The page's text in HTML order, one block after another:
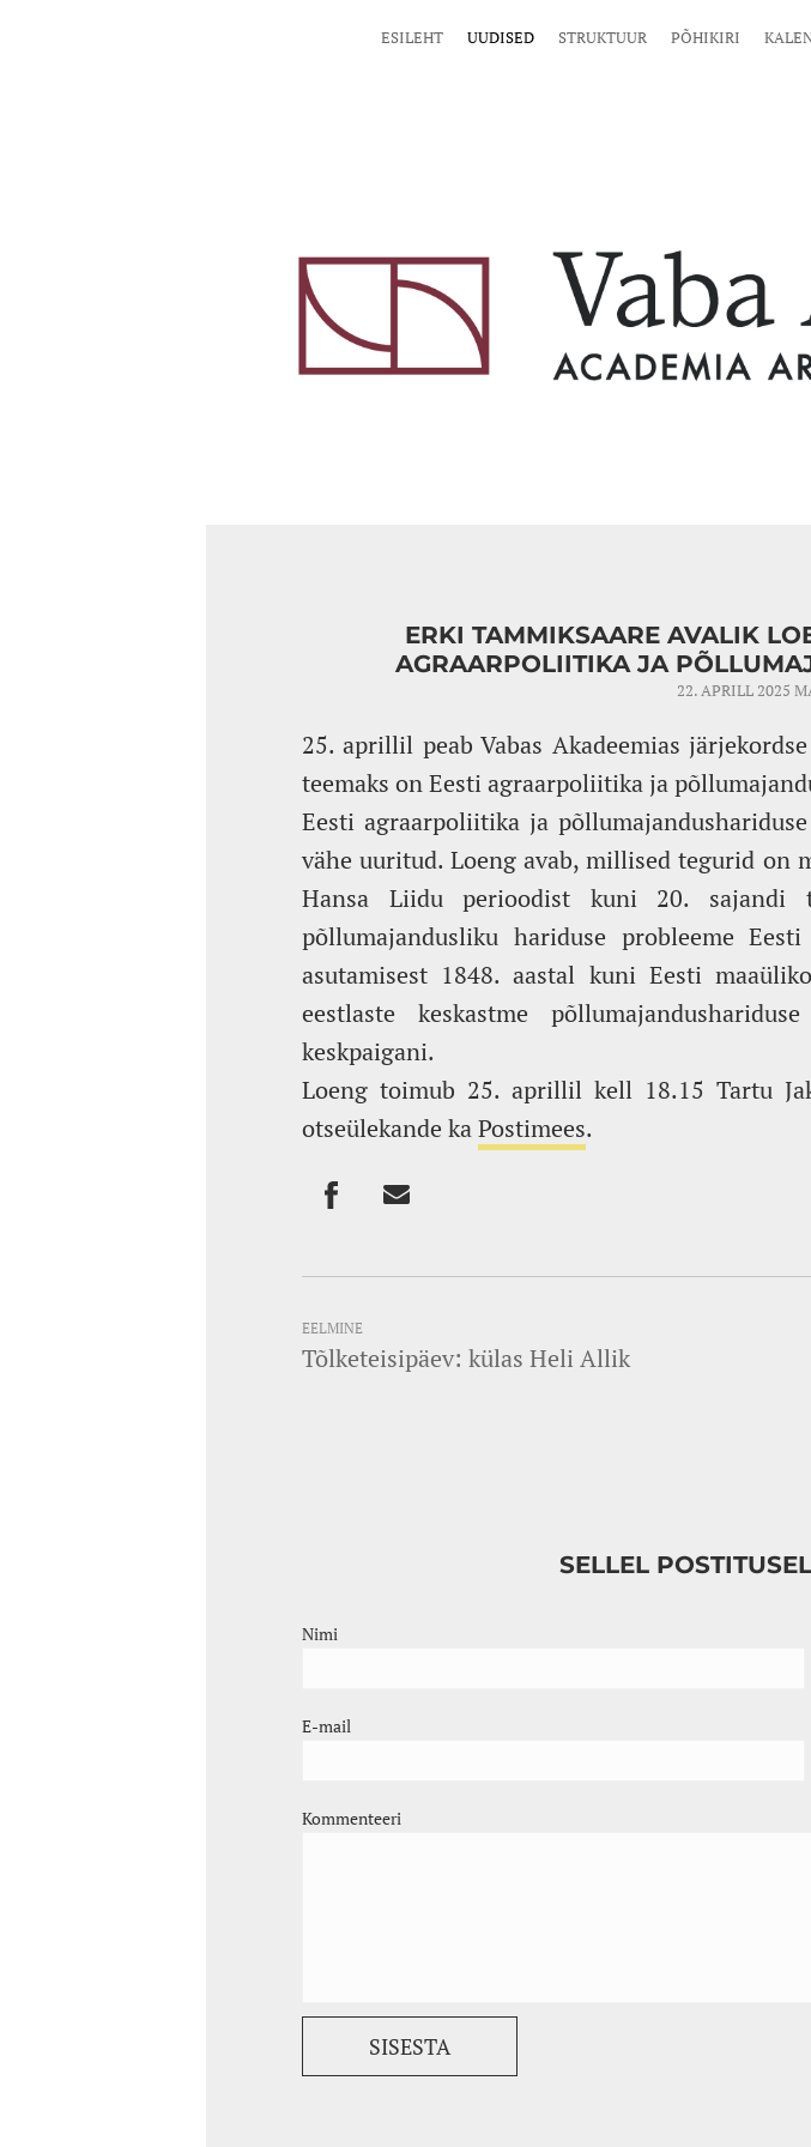
ESILEHT UUDISED STRUKTUUR PÕHIKIRI
ERKI TAMMIKSAARE AVALIK
AGRAARPOLIITIKA JA
22. APRILL 2025
25. aprillil peab Vabas Akadeemias
teemaks on Eesti agraarpoliitika ja
Eesti agraarpoliitika ja
vähe uuritud. Loeng avab, millised tegurid on
Hansa Liidu perioodist kuni 20. sajandi
põllumajandusliku hariduse probleeme
asutamisest 1848. aastal kuni Eesti
eestlaste keskastme
keskpaigani.
Loeng toimub 25. aprillil kell 18.15 Tartu
otseülekande kaPostimees.
EELMINE
Tõlketeisipäev: külas Heli Allik
SELLEL
Nimi
E-mail
Kommenteeri